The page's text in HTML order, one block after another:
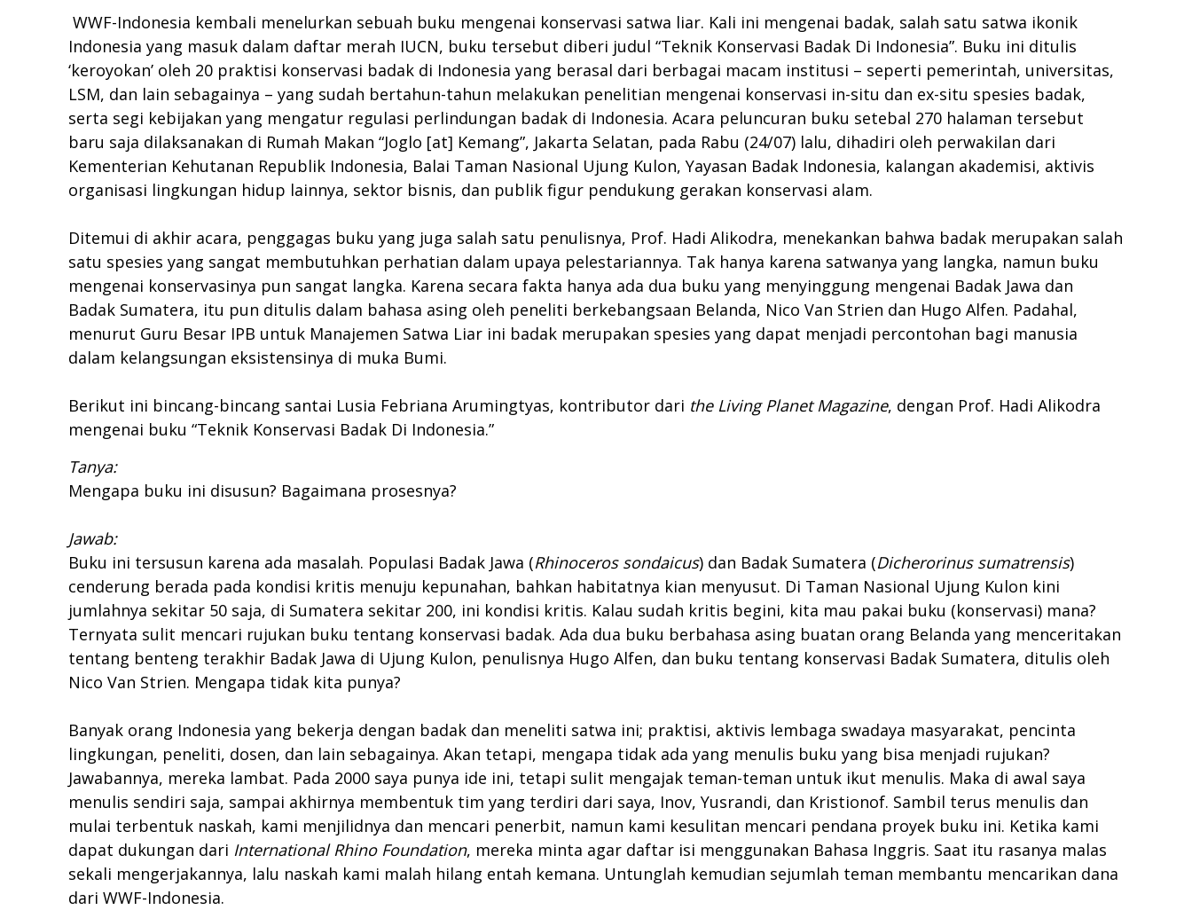
WWF-Indonesia kembali menelurkan sebuah buku mengenai konservasi satwa liar. Kali ini mengenai badak, salah satu satwa ikonik
Indonesia yang masuk dalam daftar merah IUCN, buku tersebut diberi judul “Teknik Konservasi Badak Di Indonesia”. Buku ini ditulis
‘keroyokan’ oleh 20 praktisi konservasi badak di Indonesia yang berasal dari berbagai macam institusi – seperti pemerintah, universitas,
LSM, dan lain sebagainya – yang sudah bertahun-tahun melakukan penelitian mengenai konservasi in-situ dan ex-situ spesies badak,
serta segi kebijakan yang mengatur regulasi perlindungan badak di Indonesia. Acara peluncuran buku setebal 270 halaman tersebut
baru saja dilaksanakan di Rumah Makan “Joglo [at] Kemang”, Jakarta Selatan, pada Rabu (24/07) lalu, dihadiri oleh perwakilan dari
Kementerian Kehutanan Republik Indonesia, Balai Taman Nasional Ujung Kulon, Yayasan Badak Indonesia, kalangan akademisi, aktivis
organisasi lingkungan hidup lainnya, sektor bisnis, dan publik figur pendukung gerakan konservasi alam.
Ditemui di akhir acara, penggagas buku yang juga salah satu penulisnya, Prof. Hadi Alikodra, menekankan bahwa badak merupakan salah
satu spesies yang sangat membutuhkan perhatian dalam upaya pelestariannya. Tak hanya karena satwanya yang langka, namun buku
mengenai konservasinya pun sangat langka. Karena secara fakta hanya ada dua buku yang menyinggung mengenai Badak Jawa dan
Badak Sumatera, itu pun ditulis dalam bahasa asing oleh peneliti berkebangsaan Belanda, Nico Van Strien dan Hugo Alfen. Padahal,
menurut Guru Besar IPB untuk Manajemen Satwa Liar ini badak merupakan spesies yang dapat menjadi percontohan bagi manusia
dalam kelangsungan eksistensinya di muka Bumi.
Berikut ini bincang-bincang santai Lusia Febriana Arumingtyas, kontributor dari the Living Planet Magazine, dengan Prof. Hadi Alikodra
mengenai buku “Teknik Konservasi Badak Di Indonesia.”
Tanya:
Mengapa buku ini disusun? Bagaimana prosesnya?
Jawab:
Buku ini tersusun karena ada masalah. Populasi Badak Jawa (Rhinoceros sondaicus) dan Badak Sumatera (Dicherorinus sumatrensis)
cenderung berada pada kondisi kritis menuju kepunahan, bahkan habitatnya kian menyusut. Di Taman Nasional Ujung Kulon kini
jumlahnya sekitar 50 saja, di Sumatera sekitar 200, ini kondisi kritis. Kalau sudah kritis begini, kita mau pakai buku (konservasi) mana?
Ternyata sulit mencari rujukan buku tentang konservasi badak. Ada dua buku berbahasa asing buatan orang Belanda yang menceritakan
tentang benteng terakhir Badak Jawa di Ujung Kulon, penulisnya Hugo Alfen, dan buku tentang konservasi Badak Sumatera, ditulis oleh
Nico Van Strien. Mengapa tidak kita punya?
Banyak orang Indonesia yang bekerja dengan badak dan meneliti satwa ini; praktisi, aktivis lembaga swadaya masyarakat, pencinta
lingkungan, peneliti, dosen, dan lain sebagainya. Akan tetapi, mengapa tidak ada yang menulis buku yang bisa menjadi rujukan?
Jawabannya, mereka lambat. Pada 2000 saya punya ide ini, tetapi sulit mengajak teman-teman untuk ikut menulis. Maka di awal saya
menulis sendiri saja, sampai akhirnya membentuk tim yang terdiri dari saya, Inov, Yusrandi, dan Kristionof. Sambil terus menulis dan
mulai terbentuk naskah, kami menjilidnya dan mencari penerbit, namun kami kesulitan mencari pendana proyek buku ini. Ketika kami
dapat dukungan dari International Rhino Foundation, mereka minta agar daftar isi menggunakan Bahasa Inggris. Saat itu rasanya malas
sekali mengerjakannya, lalu naskah kami malah hilang entah kemana. Untunglah kemudian sejumlah teman membantu mencarikan dana
dari WWF-Indonesia.